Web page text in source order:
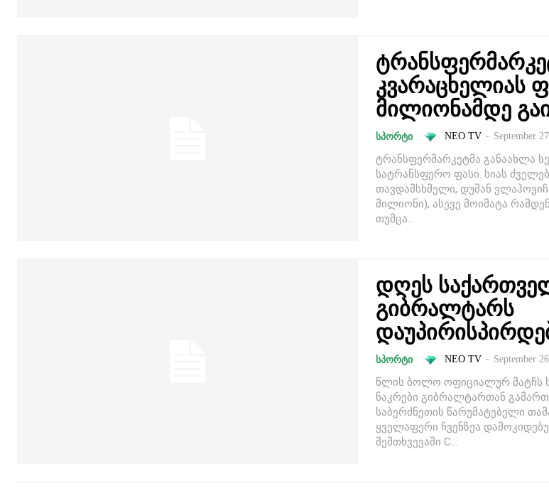
კვარაცხელიას
მილიონამდე
ᲡᲞᲝᲠᲢᲘ NEO TV - September
ტრანსფერმარკეტმა განაახლა
სატრანსფერო ფასი. სიას
თავდამსხმელი, დუშან
მილიონი), ასევე მოიმატა
თუმცა...
დღეს
გიბრალტარს
ᲡᲞᲝᲠᲢᲘ NEO TV - September
წლის ბოლო ოფიციალურ მატჩს
ნაკრები გიბრალტართან
საბერძნეთის წარუმატებელი
ყველაფერი ჩვენზეა
შემთხვევაში C...